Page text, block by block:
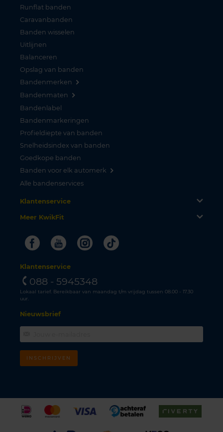
Runflat banden
Caravanbanden
Banden wisselen
Uitlijnen
Balanceren
Opslag van banden
Bandenmerken
Bandenmaten
Bandenlabel
Bandenmarkeringen
Profieldiepte van banden
Snelheidsindex van banden
Goedkope banden
Banden voor elk automerk
Alle bandenservices
Klantenservice
Meer KwikFit
FacebookYoutubeInstagram
Tiktok
Klantenservice
088 - 5945348
Lokaal tarief. Bereikbaar van maandag t/m vrijdag tussen 08.00 - 17.30
uur.
Nieuwsbrief
INSCHRIJVEN